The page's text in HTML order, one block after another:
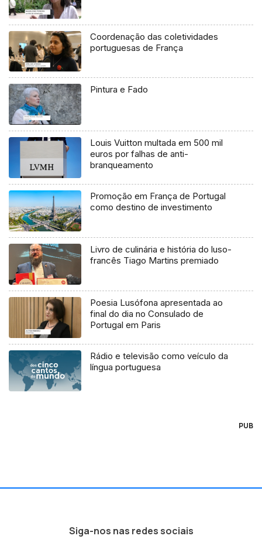
Coordenação das coletividades
portuguesas de França
Pintura e Fado
Louis Vuitton multada em 500 mil
euros por falhas de anti-
branqueamento
Promoção em França de Portugal
como destino de investimento
Livro de culinária e história do luso-
francês Tiago Martins premiado
Poesia Lusófona apresentada ao
final do dia no Consulado de
Portugal em Paris
Rádio e televisão como veículo da
língua portuguesa
PUB
Siga-nos nas redes sociais